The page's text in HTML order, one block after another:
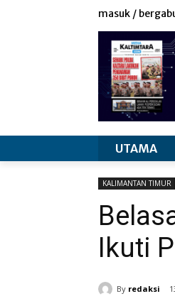
masuk /
UTAMA
KALIMANTAN TIMUR
Ikuti
By redaksi